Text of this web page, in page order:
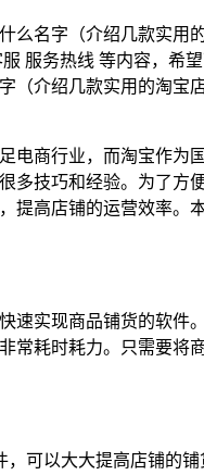
么名字（介绍几款实用
服务热线 等内容，希
（介绍几款实用的淘宝
电商行业，而淘宝作为
多技巧和经验。为了方
提高店铺的运营效率。
速实现商品铺货的软件
常耗时耗力。只需要将
，可以大大提高店铺的